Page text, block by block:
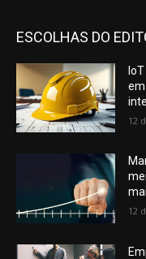
ESCOLHAS DO
12
12